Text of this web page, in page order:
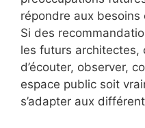
répondre aux
Si des
les futurs architectes,
d’écouter, observer,
espace public soit
s’adapter aux